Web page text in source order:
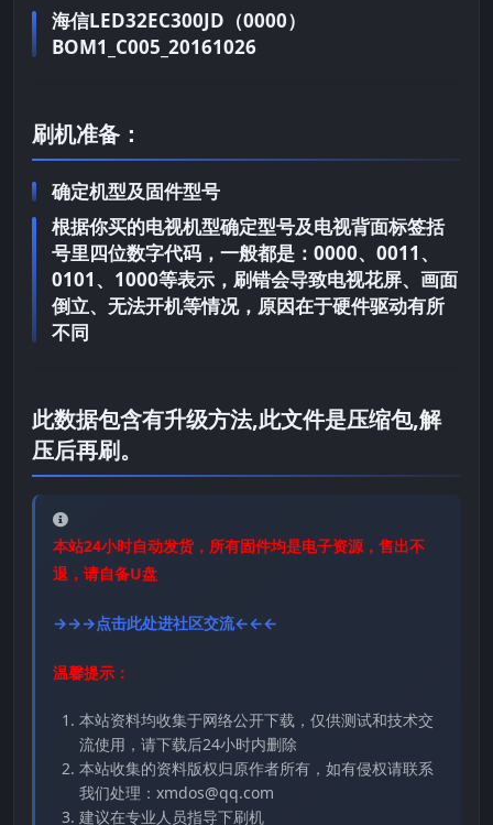
海信LED32EC300JD（0000）
BOM1_C005_20161026
刷机准备：
确定机型及固件型号
根据你买的电视机型确定型号及电视背面标签括
号里四位数字代码，一般都是：0000、0011、
0101、1000等表示，刷错会导致电视花屏、画面
倒立、无法开机等情况，原因在于硬件驱动有所
不同
此数据包含有升级方法,此文件是压缩包,解
压后再刷。
本站24小时自动发货，所有固件均是电子资源，售出不
退，请自备U盘
→→→点击此处进社区交流←←←
温馨提示：
本站资料均收集于网络公开下载，仅供测试和技术交
流使用，请下载后24小时内删除
本站收集的资料版权归原作者所有，如有侵权请联系
我们处理：xmdos@qq.com
建议在专业人员指导下刷机